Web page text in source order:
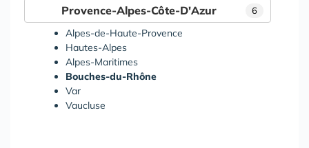
6
Provence-Alpes-Côte-D'Azur
Alpes-de-Haute-Provence
Hautes-Alpes
Alpes-Maritimes
Bouches-du-Rhône
Var
Vaucluse